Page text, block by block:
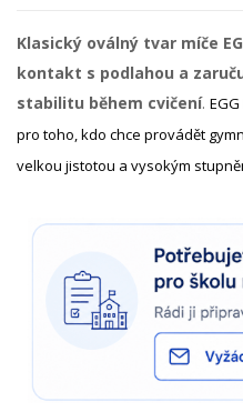
Klasický oválný tvar míče
kontakt s podlahou a
stabilitu během cvičení.
pro toho, kdo chce provádět
velkou jistotou a vysokým